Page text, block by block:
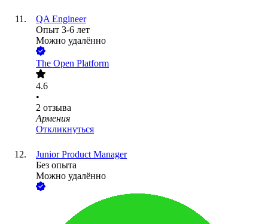
QA Engineer
Опыт 3-6 лет
Можно удалённо
The Open Platform
4.6
•
2 отзыва
Армения
Откликнуться
Junior Product Manager
Без опыта
Можно удалённо